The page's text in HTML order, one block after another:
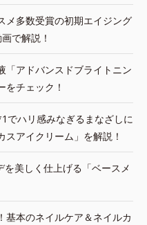
メ多数受賞の初期エイジング
で解説！
「アドバンスドブライトニン
をチェック！
でハリ感みなぎるまなざしに
アイクリーム」を解説！
を美しく仕上げる「ベースメ
基本のネイルケア＆ネイルカ